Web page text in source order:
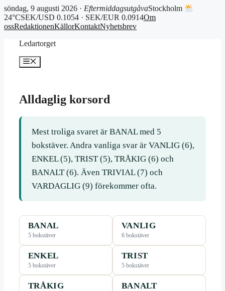
söndag, 9 augusti 2026 · EftermiddagsutgåvaStockholm
24°CSEK/USD 0.1054 · SEK/EUR 0.0914Om
ossRedaktionenKällorKontaktNyhetsbrev
Ledartorget
Meny
Alldaglig korsord
Mest troliga svaret är BANAL med 5
bokstäver. Andra vanliga svar är VANLIG (6),
ENKEL (5), TRIST (5), TRÅKIG (6) och
BANALT (6). Även TRIVIAL (7) och
VARDAGLIG (9) förekommer ofta.
BANAL
5 bokstäver
VANLIG
6 bokstäver
ENKEL
5 bokstäver
TRIST
5 bokstäver
TRÅKIG BANALT